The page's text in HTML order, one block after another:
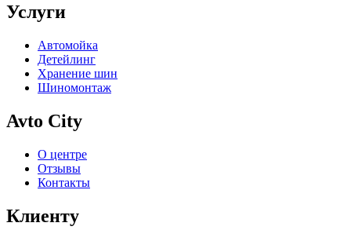
Услуги
Автомойка
Детейлинг
Хранение шин
Шиномонтаж
Avto City
О центре
Отзывы
Контакты
Клиенту